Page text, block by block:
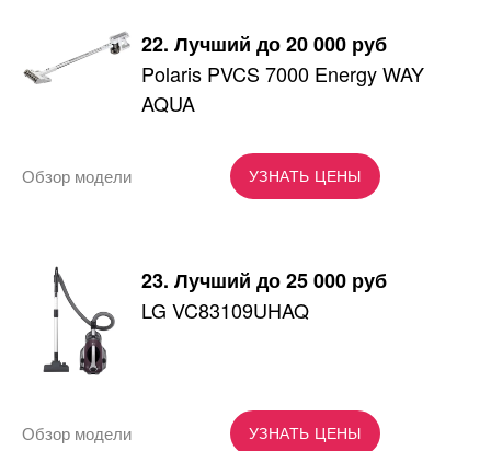
22. Лучший до 20 000 руб
Polaris PVCS 7000 Energy WAY
AQUA
УЗНАТЬ ЦЕНЫ
Обзор модели
23. Лучший до 25 000 руб
LG VC83109UHAQ
УЗНАТЬ ЦЕНЫ
Обзор модели